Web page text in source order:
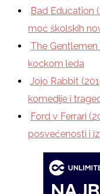
Bad Education
moć školskih
The
kockom leda
Jojo Rabbit
komedije i
Ford v Ferrari
posvećenosti i